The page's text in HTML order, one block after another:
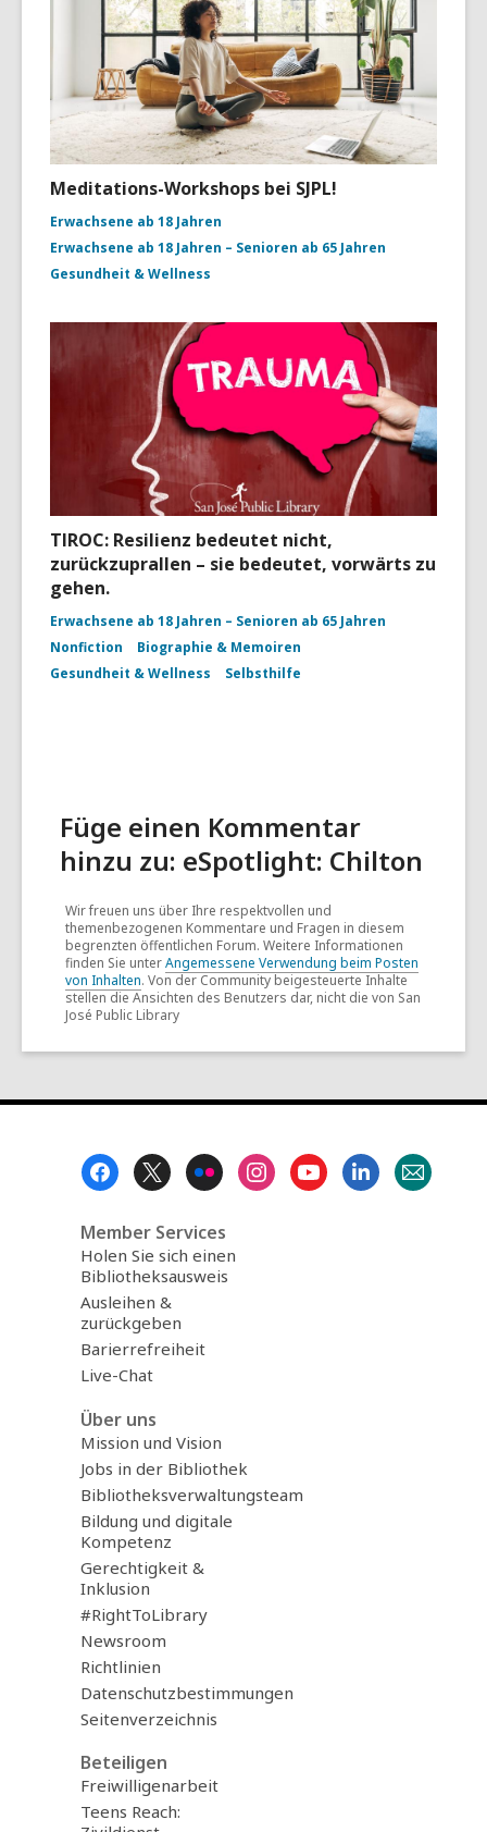
Meditations-Workshops bei SJPL!
Erwachsene ab 18 Jahren
Erwachsene ab 18 Jahren – Senioren ab 65 Jahren
Gesundheit & Wellness
TIROC: Resilienz bedeutet nicht,
zurückzuprallen – sie bedeutet, vorwärts zu
gehen.
Erwachsene ab 18 Jahren – Senioren ab 65 Jahren
Nonfiction
Biographie & Memoiren
Gesundheit & Wellness
Selbsthilfe
Füge einen Kommentar
hinzu zu: eSpotlight: Chilton
Wir freuen uns über Ihre respektvollen und
themenbezogenen Kommentare und Fragen in diesem
begrenzten öffentlichen Forum. Weitere Informationen
finden Sie unterAngemessene Verwendung beim Posten
von Inhalten. Von der Community beigesteuerte Inhalte
stellen die Ansichten des Benutzers dar, nicht die von San
José Public Library
Member Services
Holen Sie sich einen
Bibliotheksausweis
Ausleihen &
zurückgeben
Barierrefreiheit
Live-Chat
Über uns
Mission und Vision
Jobs in der Bibliothek
Bibliotheksverwaltungsteam
Bildung und digitale
Kompetenz
Gerechtigkeit &
Inklusion
#RightToLibrary
Newsroom
Richtlinien
Datenschutzbestimmungen
Seitenverzeichnis
Beteiligen
Freiwilligenarbeit
Teens Reach: